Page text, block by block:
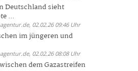
Deutschland sieht
...
02.02.26 09:46 Uhr
im jüngeren und
02.02.26 08:08 Uhr
dem Gazastreifen